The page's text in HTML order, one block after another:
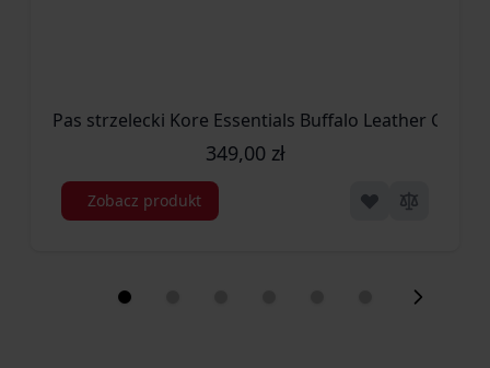
Pas strzelecki Kore Essentials Buffalo Leather Gun
349,00 zł
Zobacz produkt